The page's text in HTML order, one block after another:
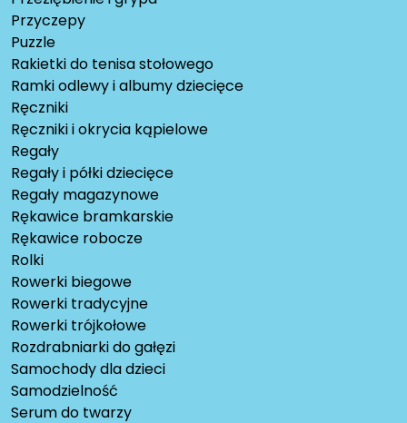
Przyczepy
Puzzle
Rakietki do tenisa stołowego
Ramki odlewy i albumy dziecięce
Ręczniki
Ręczniki i okrycia kąpielowe
Regały
Regały i półki dziecięce
Regały magazynowe
Rękawice bramkarskie
Rękawice robocze
Rolki
Rowerki biegowe
Rowerki tradycyjne
Rowerki trójkołowe
Rozdrabniarki do gałęzi
Samochody dla dzieci
Samodzielność
Serum do twarzy